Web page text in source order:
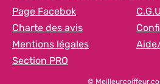
Page Facebok
C.G.U
Charte des avis
Mentions légales
Section PRO
©